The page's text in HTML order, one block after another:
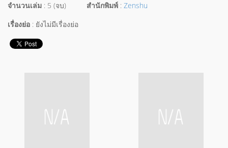
จำนวนเล่ม : 5 (จบ) สำนักพิมพ์ : Zenshu
เรื่องย่อ : ยังไม่มีเรื่องย่อ